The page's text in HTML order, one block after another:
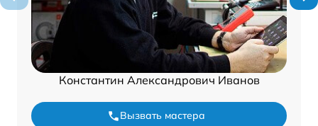
Константин Александрович Иванов
Вызвать мастера